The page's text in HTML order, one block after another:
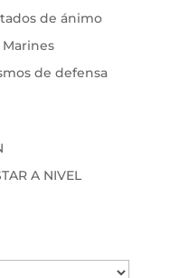
de ánimo
de defensa
A NIVEL